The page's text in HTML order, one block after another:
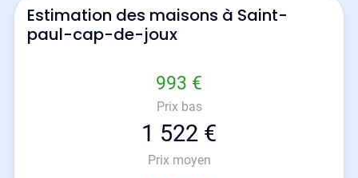
Estimation des maisons à Saint-
paul-cap-de-joux
993 €
Prix bas
1 522 €
Prix moyen